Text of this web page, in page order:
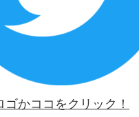
ゴかココをクリック！